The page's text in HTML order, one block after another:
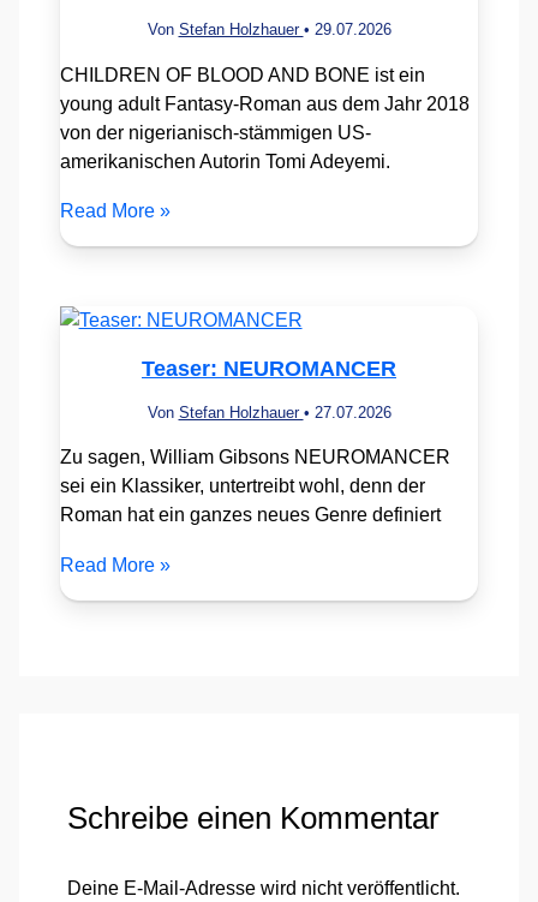
Von Stefan Holzhauer • 29.07.2026
CHILDREN OF BLOOD AND BONE ist ein
young adult Fantasy-Roman aus dem Jahr 2018
von der nigerianisch-stämmigen US-
amerikanischen Autorin Tomi Adeyemi.
Read More »
Teaser: NEUROMANCER
Von Stefan Holzhauer • 27.07.2026
Zu sagen, William Gibsons NEUROMANCER
sei ein Klassiker, untertreibt wohl, denn der
Roman hat ein ganzes neues Genre definiert
Read More »
Schreibe einen Kommentar
Deine E-Mail-Adresse wird nicht veröffentlicht.